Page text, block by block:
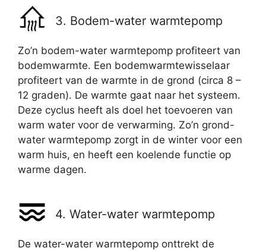
3. Bodem-water warmtepomp
Zo’n bodem-water warmtepomp profiteert van
bodemwarmte. Een bodemwarmtewisselaar
profiteert van de warmte in de grond (circa 8 –
12 graden). De warmte gaat naar het systeem.
Deze cyclus heeft als doel het toevoeren van
warm water voor de verwarming. Zo’n grond-
water warmtepomp zorgt in de winter voor een
warm huis, en heeft een koelende functie op
warme dagen.
4. Water-water warmtepomp
De water-water warmtepomp onttrekt de